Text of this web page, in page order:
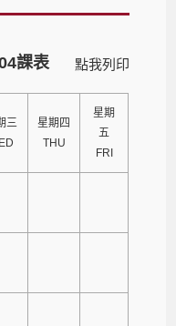
點我列印
課表
三
星期四
THU
星期
五
FRI